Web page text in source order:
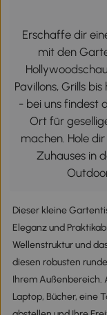
Erschaffe dir
mit den
Pavillons, Grills
- bei uns findest
Ort für
machen. Hole
Zuhauses in
Dieser kleine
Eleganz und
Wellenstruktur und
diesen robusten
Ihrem Außenbereich.
Laptop, Bücher, eine